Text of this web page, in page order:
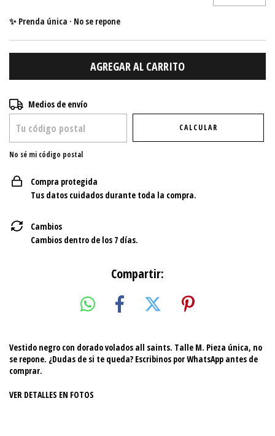
✨ Prenda única · No se repone
Entregas para el CP:
Medios de envío
CALCULAR
No sé mi código postal
Compra protegida
Tus datos cuidados durante toda la compra.
Cambios
Cambios dentro de los 7 días.
Compartir:
Vestido negro con dorado volados all saints. Talle M. Pieza única, no
se repone. ¿Dudas de si te queda? Escribinos por WhatsApp antes de
comprar.
VER DETALLES EN FOTOS